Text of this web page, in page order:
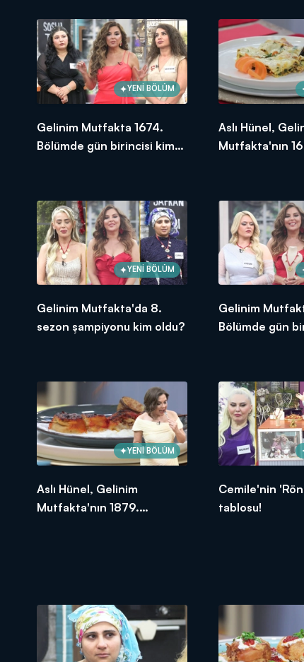
YENİ BÖLÜM
Gelinim Mutfakta 1674.
Bölümde gün birincisi kim
Aslı Hünel,
Mutfakta'nın
YENİ BÖLÜM
Gelinim Mutfakta'da 8.
sezon şampiyonu kim oldu?
Gelinim
Bölümde gün
YENİ BÖLÜM
Aslı Hünel, Gelinim
Mutfakta'nın 1879.
Cemile'nin
tablosu!